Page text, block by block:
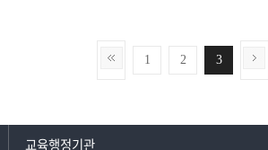
1 2 3
교육행정기관